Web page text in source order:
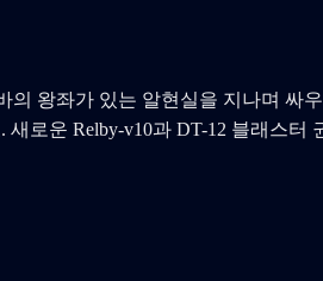
왕좌가 있는 알현실을 지나며 싸
운 Relby-v10과 DT-12 블래스터